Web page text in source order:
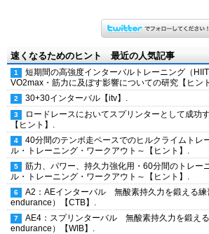
速くなるためのヒント 最近の人気記事
短期間の高強度インターバルトレーニング（
VO2max・筋力に及ぼす影響についての研究【ヒン
30+30インターバル【itv】.
ロードレースにおいてスプリンターとして成功
【ヒント】.
40分間のテンポ走ペースでのヒルクライムト
ル・トレーニング・ワークアウト～【ヒント】.
筋力、パワー、持久力強化用・60分間のトレ
ル・トレーニング・ワークアウト～【ヒント】.
A2：AEインターバル 無酸素持久力を鍛える
endurance）【CTB】.
AE4：スプリンターバル 無酸素持久力を鍛え
endurance）【WIB】.